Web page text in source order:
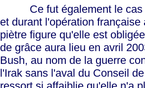
Ce fut également le cas
et durant l'opération
piètre figure qu'elle est
de grâce aura lieu en avril
Bush, au nom de la guerre
l'Irak sans l'aval du Conseil